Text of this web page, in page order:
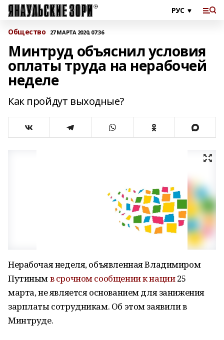
Общество 27 МАРТА 2020, 07:36
Минтруд объяснил условия
оплаты труда на нерабочей
неделе
Как пройдут выходные?
Нерабочая неделя, объявленная Владимиром
Путинымв срочном сообщении к нации25
марта, не является основанием для занижения
зарплаты сотрудникам. Об этом заявили в
Минтруде.